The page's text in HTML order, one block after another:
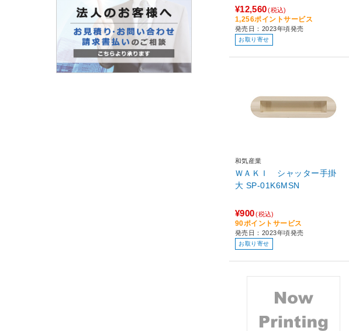
10C
¥12,560(税込)
1,256ポイントサービス
発売日：2023年頃発売
お取り寄せ
和気産業
ＷＡＫＩ シャッター手掛
大 SP-01K6MSN
¥900 (税込)
90ポイントサービス
発売日：2023年頃発売
お取り寄せ